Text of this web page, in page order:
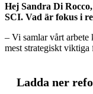
Hej Sandra Di
SCI. Vad är fokus i
– Vi samlar vårt arbete
mest strategiskt
Ladda ner